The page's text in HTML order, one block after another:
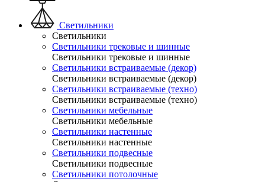
Светильники
Светильники
Светильники трековые и шинные
Светильники трековые и шинные
Светильники встраиваемые (декор)
Светильники встраиваемые (декор)
Светильники встраиваемые (техно)
Светильники встраиваемые (техно)
Светильники мебельные
Светильники мебельные
Светильники настенные
Светильники настенные
Светильники подвесные
Светильники подвесные
Светильники потолочные